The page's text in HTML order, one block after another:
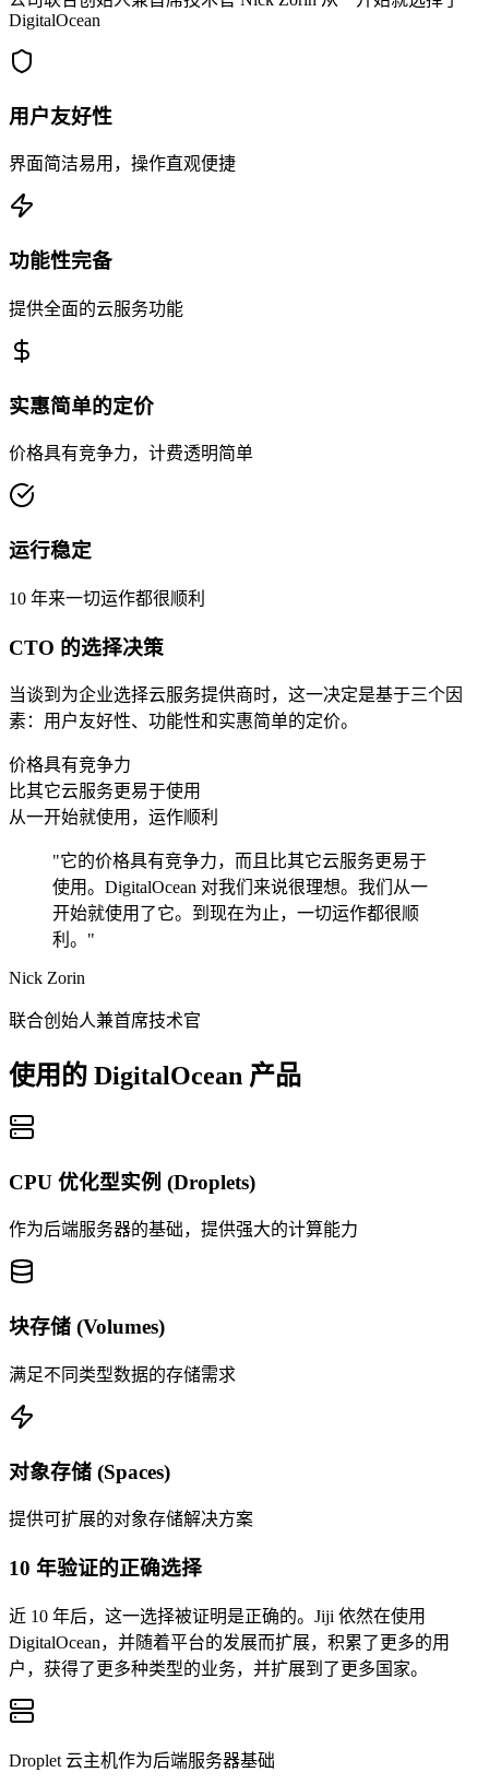
DigitalOcean
用户友好性
界面简洁易用，操作直观便捷
功能性完备
提供全面的云服务功能
实惠简单的定价
价格具有竞争力，计费透明简单
运行稳定
10 年来一切运作都很顺利
CTO 的选择决策
当谈到为企业选择云服务提供商时，这一决定是基于三个因
素：用户友好性、功能性和实惠简单的定价。
价格具有竞争力
比其它云服务更易于使用
从一开始就使用，运作顺利
"它的价格具有竞争力，而且比其它云服务更易于
使用。DigitalOcean 对我们来说很理想。我们从一
开始就使用了它。到现在为止，一切运作都很顺
利。"
Nick Zorin
联合创始人兼首席技术官
使用的 DigitalOcean 产品
CPU 优化型实例 (Droplets)
作为后端服务器的基础，提供强大的计算能力
块存储 (Volumes)
满足不同类型数据的存储需求
对象存储 (Spaces)
提供可扩展的对象存储解决方案
10 年验证的正确选择
近 10 年后，这一选择被证明是正确的。Jiji 依然在使用
DigitalOcean，并随着平台的发展而扩展，积累了更多的用
户，获得了更多种类型的业务，并扩展到了更多国家。
Droplet 云主机作为后端服务器基础